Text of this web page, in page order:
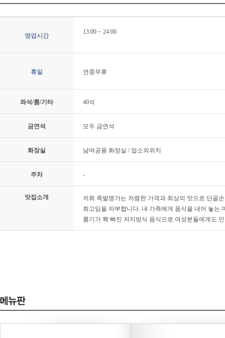
영업시간
13:00 ~ 24:00
휴일 연중무휴
좌석/룸/기타 40석
금연석 모두 금연석
화장실 남여공용 화장실 / 업소외위치
주차 -
맛집소개
저희 족발명가는 저렴한 가격과 최상의 맛으로 단골
최고임을 자부합니다. 내 가족에게 음식을 내어 놓는
름기가 쫙 빠진 저지방식 음식으로 여성분들에게도